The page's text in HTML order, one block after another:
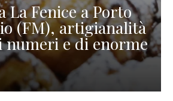
La Fenice a Porto
(FM), artigianalità
numeri e di enorme